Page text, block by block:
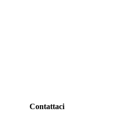
Contattaci